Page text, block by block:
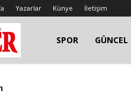
Yazarlar Künye İletişim
SPOR GÜNCEL